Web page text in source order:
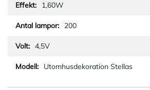
1,60W
200
4,5V
Utomhusdekoration Stellas